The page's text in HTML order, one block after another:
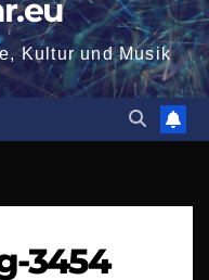
Kultur und Musik
3454